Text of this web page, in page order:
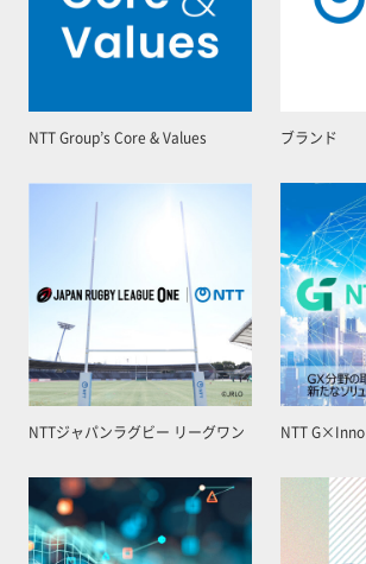
NTT Group’s Core & Values ブランド
NTTジャパンラグビー リーグワン NTT G×Inno